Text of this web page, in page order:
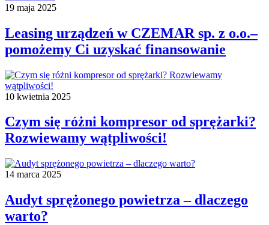
19 maja 2025
Leasing urządzeń w CZEMAR sp. z o.o.–
pomożemy Ci uzyskać finansowanie
10 kwietnia 2025
Czym się różni kompresor od sprężarki?
Rozwiewamy wątpliwości!
14 marca 2025
Audyt sprężonego powietrza – dlaczego
warto?